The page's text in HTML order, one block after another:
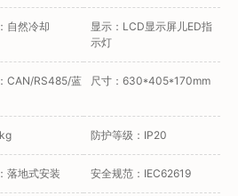
自然冷却
显示：LCD显示屏儿ED指
示灯
CAN/RS485/蓝
尺寸：630*405*170mm
防护等级：IP20
落地式安装 安全规范：IEC62619